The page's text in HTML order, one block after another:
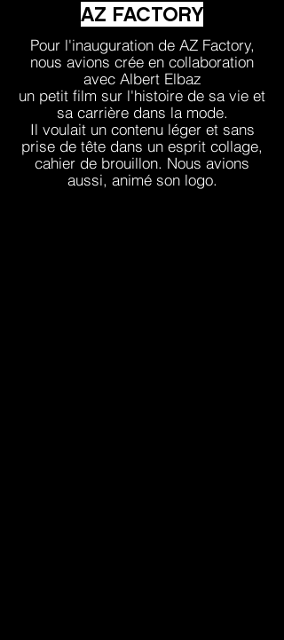
AZ FACTORY
​Pour l'inauguration de AZ Factory,
nous avions crée en collaboration
avec Albert Elbaz
un petit film sur l'histoire de sa vie et
sa carrière dans la mode.
Il voulait un contenu léger et sans
prise de tête dans un esprit collage,
cahier de brouillon. Nous avions
aussi, animé son logo.